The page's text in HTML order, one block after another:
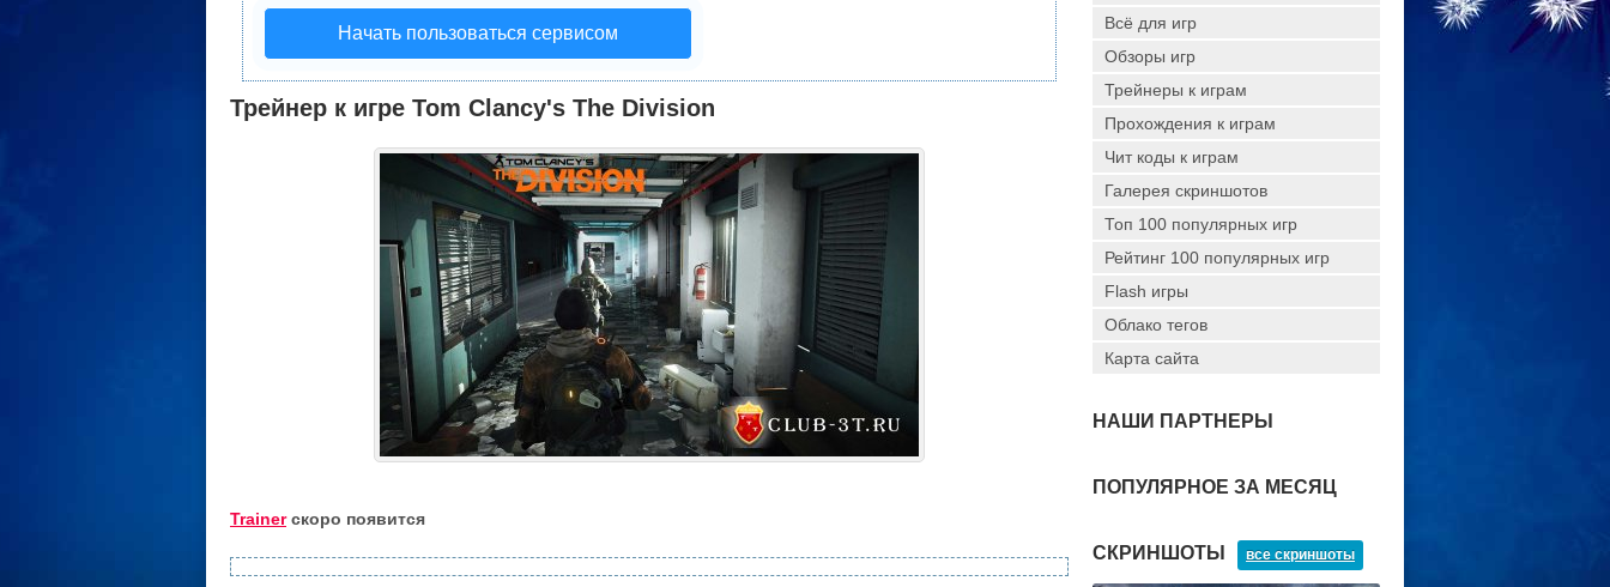
Начать пользоваться сервисом
Трейнер к игре Tom Clancy's The Division
Trainerскоро появится
Всё для игр
Обзоры игр
Трейнеры к играм
Прохождения к играм
Чит коды к играм
Галерея скриншотов
Топ 100 популярных игр
Рейтинг 100 популярных игр
Flash игры
Облако тегов
Карта сайта
НАШИ ПАРТНЕРЫ
ПОПУЛЯРНОЕ ЗА МЕСЯЦ
СКРИНШОТЫ все скриншоты